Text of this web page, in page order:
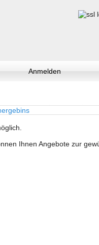
Anmelden
Ihnen Angebote zur